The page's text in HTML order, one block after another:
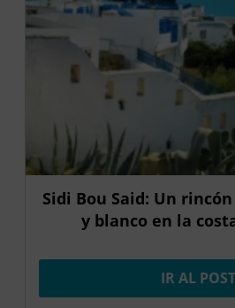
Sidi Bou Said: Un
y blanco en la
IR AL POST